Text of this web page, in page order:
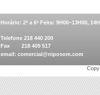
Horário: 2ª a 6ª Feira: 9H00~13H00,
Telefone 218 440 200
Fax 218 409 517
email: comercial@niposom.com